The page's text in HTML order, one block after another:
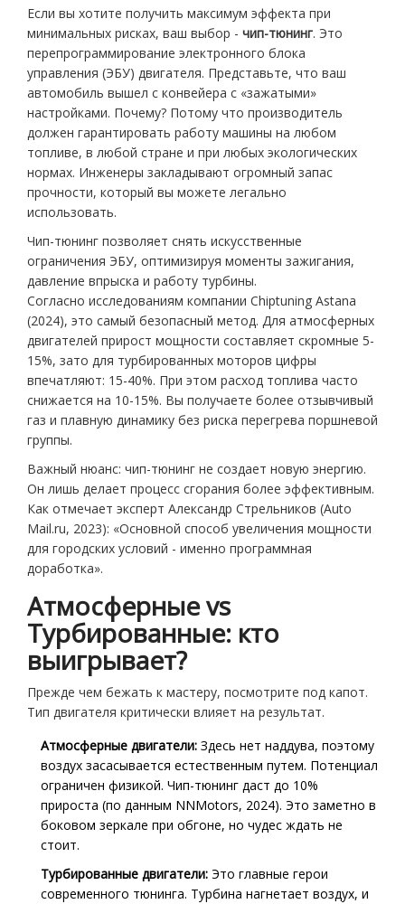
Если вы хотите получить максимум эффекта при
минимальных рисках, ваш выбор - чип-тюнинг. Это
перепрограммирование электронного блока
управления (ЭБУ) двигателя. Представьте, что ваш
автомобиль вышел с конвейера с «зажатыми»
настройками. Почему? Потому что производитель
должен гарантировать работу машины на любом
топливе, в любой стране и при любых экологических
нормах. Инженеры закладывают огромный запас
прочности, который вы можете легально
использовать.
Чип-тюнинг позволяет снять искусственные
ограничения ЭБУ, оптимизируя моменты зажигания,
давление впрыска и работу турбины.
Согласно исследованиям компании Chiptuning Astana
(2024), это самый безопасный метод. Для атмосферных
двигателей прирост мощности составляет скромные 5-
15%, зато для турбированных моторов цифры
впечатляют: 15-40%. При этом расход топлива часто
снижается на 10-15%. Вы получаете более отзывчивый
газ и плавную динамику без риска перегрева поршневой
группы.
Важный нюанс: чип-тюнинг не создает новую энергию.
Он лишь делает процесс сгорания более эффективным.
Как отмечает эксперт Александр Стрельников (Auto
Mail.ru, 2023): «Основной способ увеличения мощности
для городских условий - именно программная
доработка».
Атмосферные vs
Турбированные: кто
выигрывает?
Прежде чем бежать к мастеру, посмотрите под капот.
Тип двигателя критически влияет на результат.
Атмосферные двигатели: Здесь нет наддува, поэтому
воздух засасывается естественным путем. Потенциал
ограничен физикой. Чип-тюнинг даст до 10%
прироста (по данным NNMotors, 2024). Это заметно в
боковом зеркале при обгоне, но чудес ждать не
стоит.
Турбированные двигатели: Это главные герои
современного тюнинга. Турбина нагнетает воздух, и